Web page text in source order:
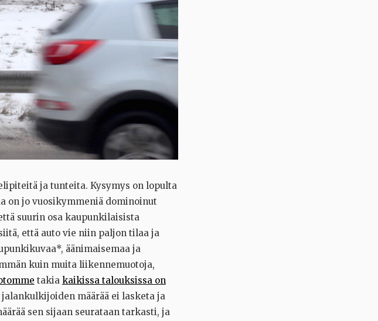
ja tunteita. Kysymys on lopulta
on jo vuosikymmeniä dominoinut
suurin osa kaupunkilaisista
että auto vie niin paljon tilaa ja
äänimaisemaa ja
kuin muita liikennemuotoja,
takia kaikissa talouksissa on
määrää ei lasketa ja
sen sijaan seurataan tarkasti, ja